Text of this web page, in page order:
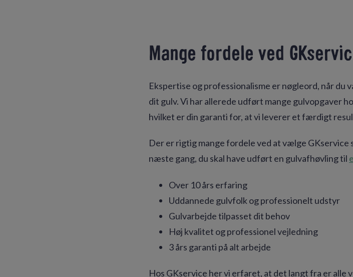
Mange fordele ved
Ekspertise og professionalisme er nøgleord, når
dit gulv. Vi har allerede udført mange gulvopgaver
hvilket er din garanti for, at vi leverer et færdigt
Der er rigtig mange fordele ved at vælge
næste gang, du skal have udført en gulvafhøvling til
Over 10 års erfaring
Uddannede gulvfolk og professionelt udstyr
Gulvarbejde tilpasset dit behov
Høj kvalitet og professionel vejledning
3 års garanti på alt arbejde
Hos GKservice her vi erfaret, at det langt fra er alle